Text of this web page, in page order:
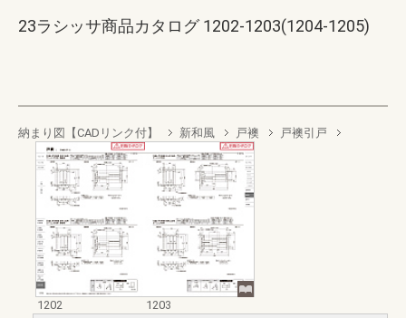
23ラシッサ商品カタログ 1202-1203(1204-1205)
納まり図【CADリンク付】 新和風 戸襖 戸襖引戸
1202
1203